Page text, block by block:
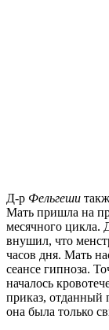
Д-р Фельгеши
Мать пришла на
месячного цикла.
внушил, что
часов дня. Мать
сеансе гипноза.
началось
приказ, отданный
она была только